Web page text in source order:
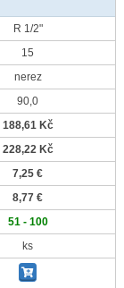
R 1/2"
15
nerez
90,0
188,61 Kč
228,22 Kč
7,25 €
8,77 €
51 - 100
ks